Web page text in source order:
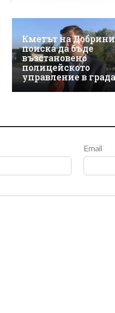
Кметът на
поиска да бъде
възстановено
полицейското
управление в града
Email